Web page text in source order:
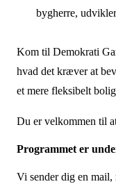
bygherre,
Kom til Demokrati
hvad det kræver at
et mere fleksibelt
Du er velkommen til
Programmet er
Vi sender dig en mail,